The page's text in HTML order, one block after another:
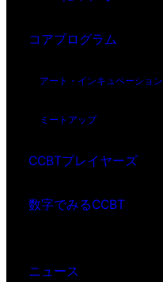
コアプログラム
アート・インキュベーション
ミートアップ
CCBTプレイヤーズ
数字でみるCCBT
ニュース